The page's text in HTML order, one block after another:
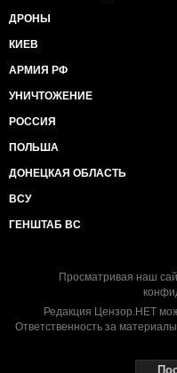
ДРОНЫ
КИЕВ
АРМИЯ РФ
УНИЧТОЖЕНИЕ
РОССИЯ
ПОЛЬША
ДОНЕЦКАЯ ОБЛАСТЬ
ВСУ
ГЕНШТАБ ВС
Просматривая наш
Редакция Цензор.НЕТ
Ответственность за